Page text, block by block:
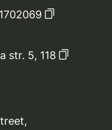
str. 5, 118